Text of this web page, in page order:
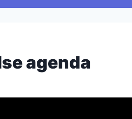
agenda